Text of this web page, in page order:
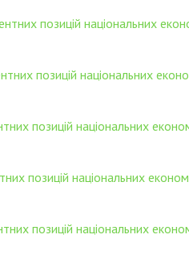
позицій національних
позицій національних
позицій національних
позицій національних
позицій національних